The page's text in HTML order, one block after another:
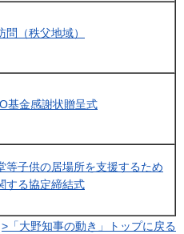
問（秩父地域）
基金感謝状贈呈式
等子供の居場所を支援するため
する協定締結式
>「大野知事の動き」トップに戻る